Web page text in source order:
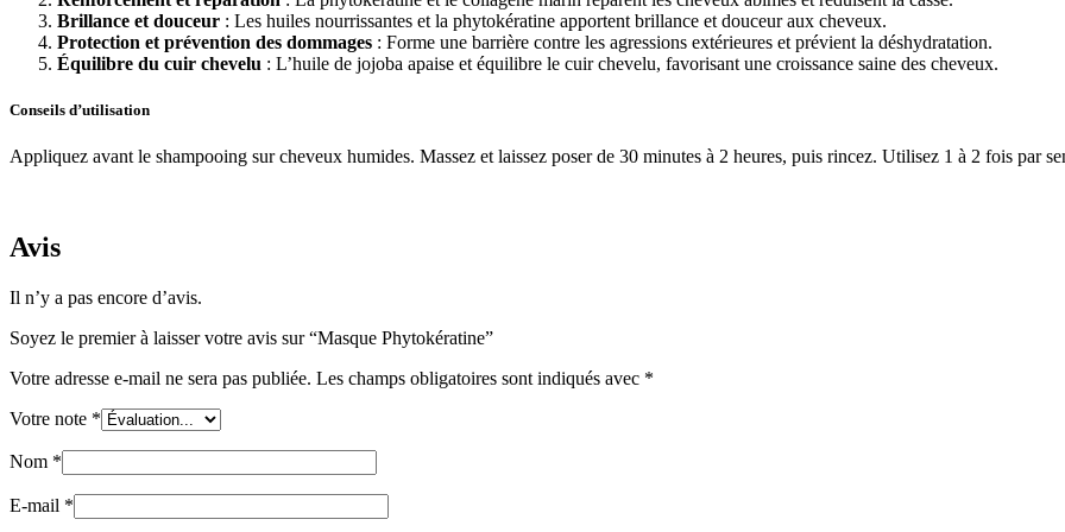
Brillance et douceur : Les huiles nourrissantes et la phytokératine apportent brillance et douceur aux cheveux.
Protection et prévention des dommages : Forme une barrière contre les agressions extérieures et prévient la déshydratation.
Équilibre du cuir chevelu : L’huile de jojoba apaise et équilibre le cuir chevelu, favorisant une croissance saine des cheveux.
Conseils d’utilisation
Appliquez avant le shampooing sur cheveux humides. Massez et laissez poser de 30 minutes à 2 heures, puis rincez. Utilisez 1 à 2 fois par
Avis
Il n’y a pas encore d’avis.
Soyez le premier à laisser votre avis sur “Masque Phytokératine”
Votre adresse e-mail ne sera pas publiée. Les champs obligatoires sont indiqués avec *
Votre note *
Nom *
E-mail *